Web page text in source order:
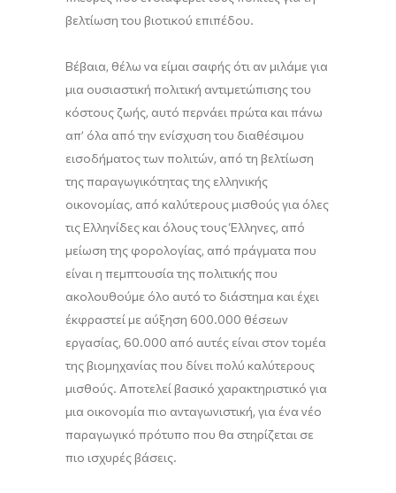
βελτίωση του βιοτικού επιπέδου.
Βέβαια, θέλω να είμαι σαφής ότι αν μιλάμε για
μια ουσιαστική πολιτική αντιμετώπισης του
κόστους ζωής, αυτό περνάει πρώτα και πάνω
απ’ όλα από την ενίσχυση του διαθέσιμου
εισοδήματος των πολιτών, από τη βελτίωση
της παραγωγικότητας της ελληνικής
οικονομίας, από καλύτερους μισθούς για όλες
τις Ελληνίδες και όλους τους Έλληνες, από
μείωση της φορολογίας, από πράγματα που
είναι η πεμπτουσία της πολιτικής που
ακολουθούμε όλο αυτό το διάστημα και έχει
έκφραστεί με αύξηση 600.000 θέσεων
εργασίας, 60.000 από αυτές είναι στον τομέα
της βιομηχανίας που δίνει πολύ καλύτερους
μισθούς. Αποτελεί βασικό χαρακτηριστικό για
μια οικονομία πιο ανταγωνιστική, για ένα νέο
παραγωγικό πρότυπο που θα στηρίζεται σε
πιο ισχυρές βάσεις.